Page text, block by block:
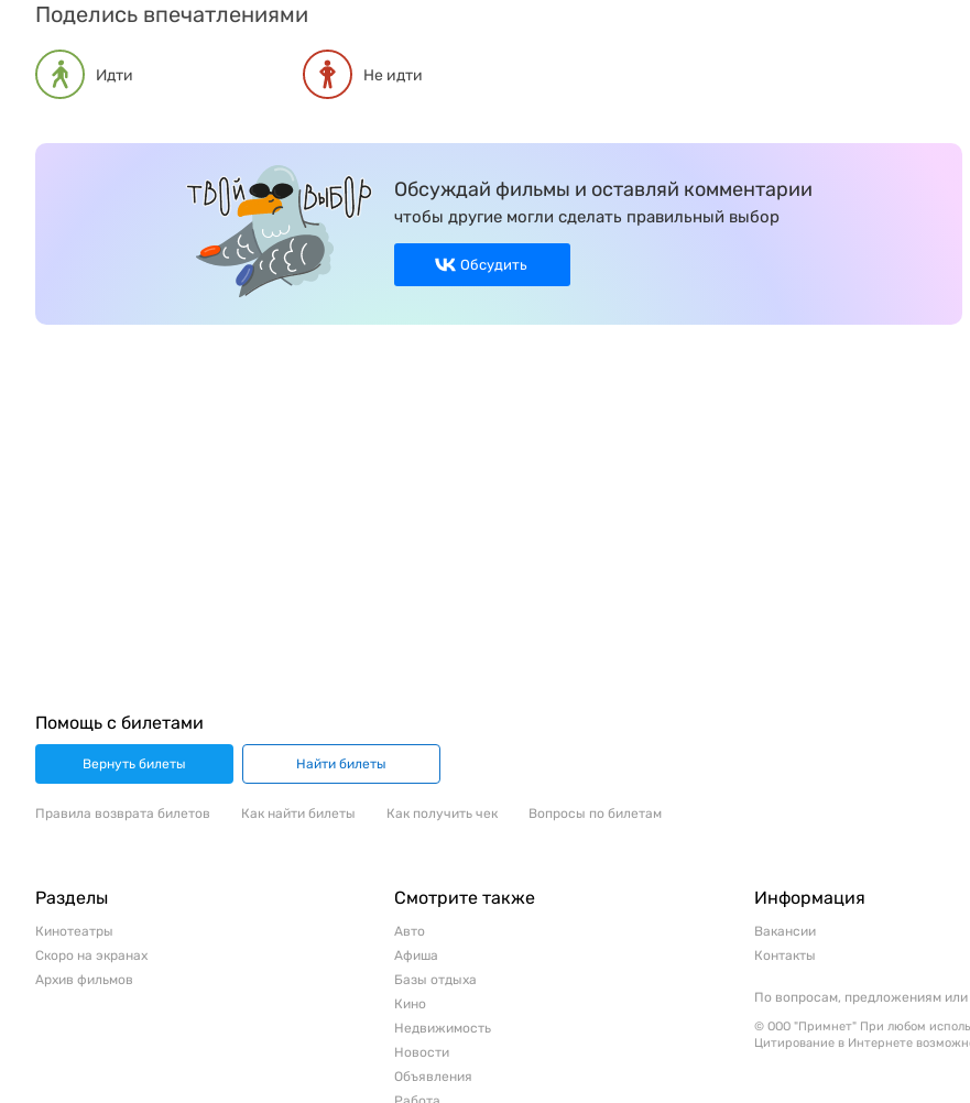
Поделись впечатлениями
Идти Не идти
Обсуждай фильмы и оставляй комментарии
чтобы другие могли сделать правильный выбор
Обсудить
Помощь с билетами
Вернуть билеты Найти билеты
Правила возврата билетов Как найти билеты Как получить чек Вопросы по билетам
Разделы
Кинотеатры
Скоро на экранах
Архив фильмов
Смотрите также
Авто
Афиша
Базы отдыха
Кино
Недвижимость
Новости
Объявления
Информация
Вакансии
Контакты
По вопросам, предложениям
© ООО "Примнет" При любом
Цитирование в Интернете